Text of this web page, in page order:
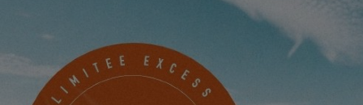
Quelque chose à nous partager ?